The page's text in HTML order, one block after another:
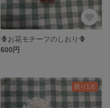
🪻お花モチーフのしおり🪻
600円
残り1点